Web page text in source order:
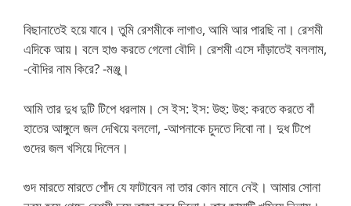
বিছানাতেই হয়ে যাবে। তুমি রেশমীকে লাগাও, আমি আর পারছি না। রেশমী
এদিকে আয়। বলে হাগু করতে গেলো বৌদি। রেশমী এসে দাঁড়াতেই বললাম,
-বৌদির নাম কিরে? -মঞ্জু।
আমি তার দুধ দুটি টিপে ধরলাম। সে ইস: ইস: উহু: উহু: করতে করতে বাঁ
হাতের আঙ্গুলে জল দেখিয়ে বললো, -আপনাকে চুদতে দিবো না। দুধ টিপে
গুদের জল খসিয়ে দিলেন।
গুদ মারতে মারতে পোঁদ যে ফাটাবেন না তার কোন মানে নেই। আমার সোনা